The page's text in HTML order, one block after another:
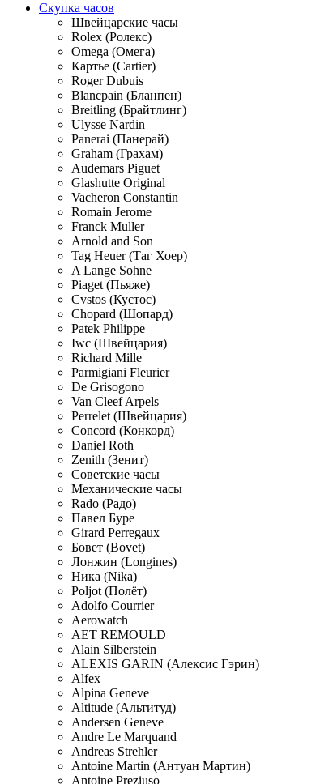
Скупка часов
Швейцарские часы
Rolex (Ролекс)
Omega (Омега)
Картье (Cartier)
Roger Dubuis
Blancpain (Бланпен)
Breitling (Брайтлинг)
Ulysse Nardin
Panerai (Панерай)
Graham (Грахам)
Audemars Piguet
Glashutte Original
Vacheron Constantin
Romain Jerome
Franck Muller
Arnold and Son
Tag Heuer (Таг Хоер)
A Lange Sohne
Piaget (Пьяже)
Cvstos (Кустос)
Chopard (Шопард)
Patek Philippe
Iwc (Швейцария)
Richard Mille
Parmigiani Fleurier
De Grisogono
Van Cleef Arpels
Perrelet (Швейцария)
Concord (Конкорд)
Daniel Roth
Zenith (Зенит)
Советские часы
Механические часы
Rado (Радо)
Павел Буре
Girard Perregaux
Бовет (Bovet)
Лонжин (Longines)
Ника (Nika)
Poljot (Полёт)
Adolfo Courrier
Aerowatch
AET REMOULD
Alain Silberstein
ALEXIS GARIN (Алексис Гэрин)
Alfex
Alpina Geneve
Altitude (Альтитуд)
Andersen Geneve
Andre Le Marquand
Andreas Strehler
Antoine Martin (Антуан Мартин)
Antoine Preziuso